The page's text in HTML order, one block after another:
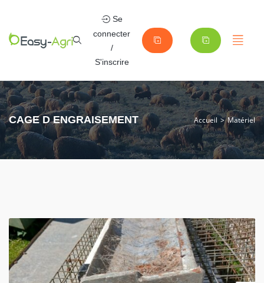
Se
connecter
/
S'inscrire
CAGE D ENGRAISEMENT Accueil Matériel